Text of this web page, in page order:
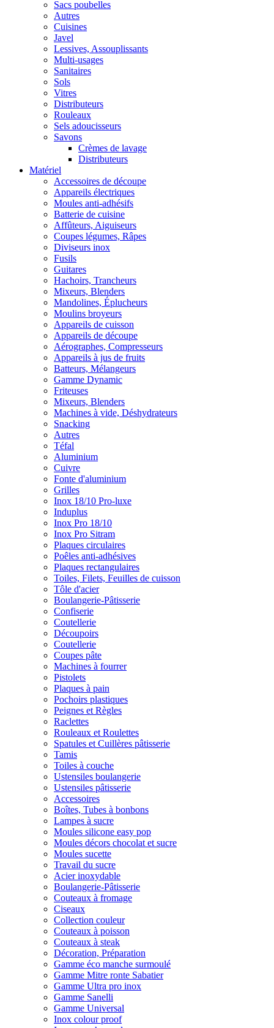
Sacs poubelles
Autres
Cuisines
Javel
Lessives, Assouplissants
Multi-usages
Sanitaires
Sols
Vitres
Distributeurs
Rouleaux
Sels adoucisseurs
Savons
Crèmes de lavage
Distributeurs
Matériel
Accessoires de découpe
Appareils électriques
Moules anti-adhésifs
Batterie de cuisine
Affûteurs, Aiguiseurs
Coupes légumes, Râpes
Diviseurs inox
Fusils
Guitares
Hachoirs, Trancheurs
Mixeurs, Blenders
Mandolines, Éplucheurs
Moulins broyeurs
Appareils de cuisson
Appareils de découpe
Aérographes, Compresseurs
Appareils à jus de fruits
Batteurs, Mélangeurs
Gamme Dynamic
Friteuses
Mixeurs, Blenders
Machines à vide, Déshydrateurs
Snacking
Autres
Téfal
Aluminium
Cuivre
Fonte d'aluminium
Grilles
Inox 18/10 Pro-luxe
Induplus
Inox Pro 18/10
Inox Pro Sitram
Plaques circulaires
Poêles anti-adhésives
Plaques rectangulaires
Toiles, Filets, Feuilles de cuisson
Tôle d'acier
Boulangerie-Pâtisserie
Confiserie
Coutellerie
Découpoirs
Coutellerie
Coupes pâte
Machines à fourrer
Pistolets
Plaques à pain
Pochoirs plastiques
Peignes et Règles
Raclettes
Rouleaux et Roulettes
Spatules et Cuillères pâtisserie
Tamis
Toiles à couche
Ustensiles boulangerie
Ustensiles pâtisserie
Accessoires
Boîtes, Tubes à bonbons
Lampes à sucre
Moules silicone easy pop
Moules décors chocolat et sucre
Moules sucette
Travail du sucre
Acier inoxydable
Boulangerie-Pâtisserie
Couteaux à fromage
Ciseaux
Collection couleur
Couteaux à poisson
Couteaux à steak
Décoration, Préparation
Gamme éco manche surmoulé
Gamme Mitre ronte Sabatier
Gamme Ultra pro inox
Gamme Sanelli
Gamme Universal
Inox colour proof